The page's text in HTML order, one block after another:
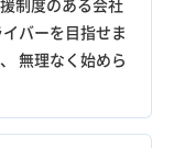
制度のある会社
バーを目指せま
無理なく始めら